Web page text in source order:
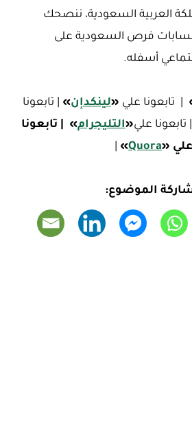
العربية السعودية، ننصحك
حسابات فرص السعودية على
أسفله.
| تابعونا علي «لينكدإن» | تابعونا
| تابعونا علي«التليجرام»
| تابعونا
علي «
Quora
»
الموضوع: